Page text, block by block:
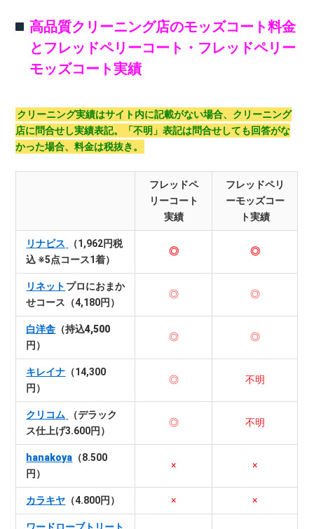
高品質クリーニング店のモッズコート料金
とフレッドペリーコート・フレッドペリー
モッズコート実績
クリーニング実績はサイト内に記載がない場合、クリーニング
店に問合せし実績表記。「不明」表記は問合せしても回答がな
かった場合、料金は税抜き。
フレッドペ
リーコート
実績
フレッドペリ
ーモッズコー
ト実績
リナビス
（1,962円税
込 ※5点コース1着）
◎ ◎
リネット プロにおまか
せコース（4,180円）
◎ ◎
白洋舎 （持込4,500
円）
◎ ◎
キレイナ （14,300
円）
◎ 不明
クリコム
（デラック
ス仕上げ3.600円）
◎ 不明
hanakoya （8.500
円）
× ×
カラキヤ （4.800円） × ×